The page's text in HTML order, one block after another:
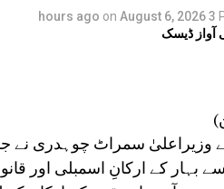
3 hours ago
on August 6, 2026
ڈیسک
کے وزیراعلیٰ سمراٹ چوہدری نے
سے بہار کے ارکانِ اسمبلی اور